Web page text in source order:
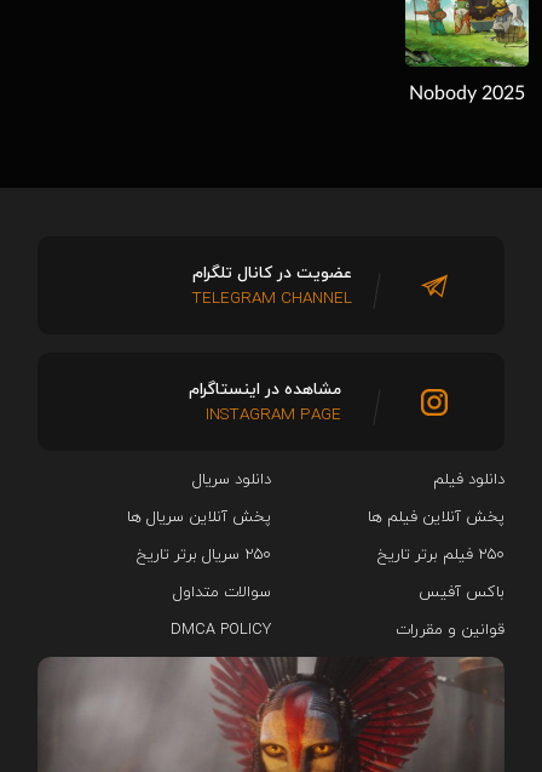
Nobody 2025
دانلود فیلم
دانلود سریال‌
پخش آنلاین فیلم ها
پخش آنلاین سریال ها
۲۵۰ فیلم برتر تاریخ
۲۵۰ سریال برتر تاریخ
باکس آفیس
سوالات متداول
قوانین و مقررات
DMCA POLICY
عضویت در کانال تلگرام
TELEGRAM CHANNEL
مشاهده در اینستاگرام
INSTAGRAM PAGE